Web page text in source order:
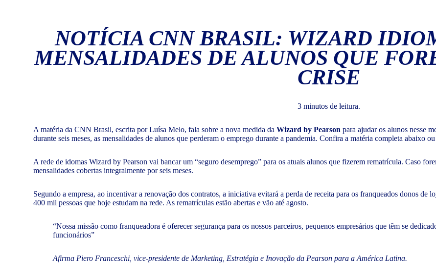
NOTÍCIA CNN BRASIL: WIZARD
MENSALIDADES DE ALUNOS QUE
CRISE
3 minutos de leitura.
A matéria da CNN Brasil, escrita por Luísa Melo, fala sobre a nova medida da Wizard by Pearson para ajudar os alunos nesse
durante seis meses, as mensalidades de alunos que perderam o emprego durante a pandemia. Confira a matéria completa abaixo
A rede de idomas Wizard by Pearson vai bancar um “seguro desemprego” para os atuais alunos que fizerem rematrícula. Caso
mensalidades cobertas integralmente por seis meses.
Segundo a empresa, ao incentivar a renovação dos contratos, a iniciativa evitará a perda de receita para os franqueados donos de
400 mil pessoas que hoje estudam na rede. As rematrículas estão abertas e vão até agosto.
“Nossa missão como franqueadora é oferecer segurança para os nossos parceiros, pequenos empresários que têm se
funcionários”
Afirma Piero Franceschi, vice-presidente de Marketing, Estratégia e Inovação da Pearson para a América Latina.